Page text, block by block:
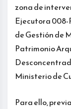
zona de
Ejecutora 008-
de Gestión de
Patrimonio
Ministerio de
Para ello,